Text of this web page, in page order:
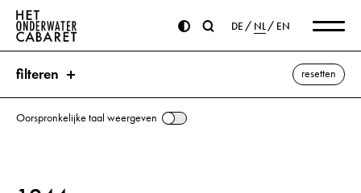
DE NL EN
filteren resetten
Oorspronkelijke taal weergeven